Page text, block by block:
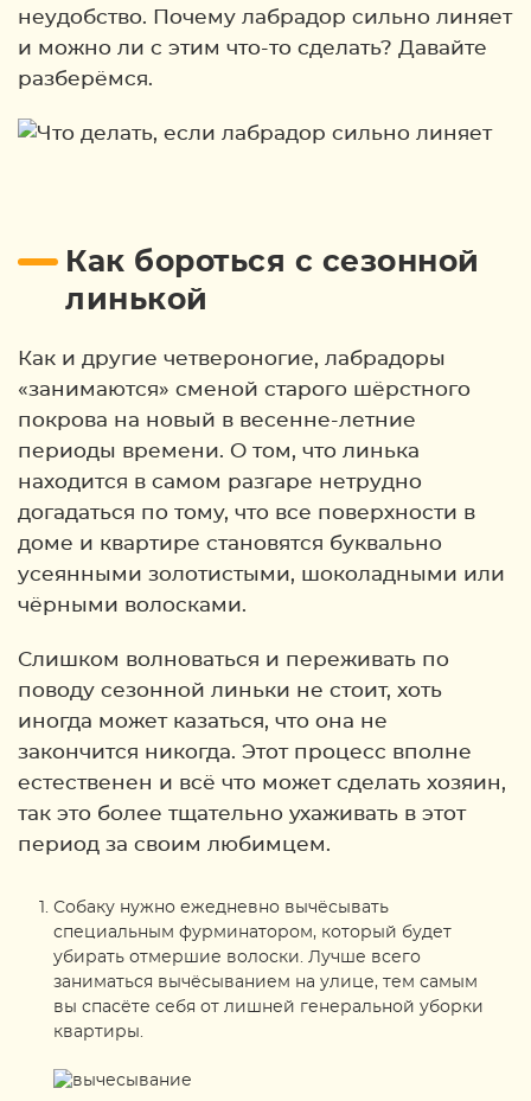
неудобство. Почему лабрадор сильно линяет
и можно ли с этим что-то сделать? Давайте
разберёмся.
Как бороться с сезонной
линькой
Как и другие четвероногие, лабрадоры
«занимаются» сменой старого шёрстного
покрова на новый в весенне-летние
периоды времени. О том, что линька
находится в самом разгаре нетрудно
догадаться по тому, что все поверхности в
доме и квартире становятся буквально
усеянными золотистыми, шоколадными или
чёрными волосками.
Слишком волноваться и переживать по
поводу сезонной линьки не стоит, хоть
иногда может казаться, что она не
закончится никогда. Этот процесс вполне
естественен и всё что может сделать хозяин,
так это более тщательно ухаживать в этот
период за своим любимцем.
Собаку нужно ежедневно вычёсывать
специальным фурминатором, который будет
убирать отмершие волоски. Лучше всего
заниматься вычёсыванием на улице, тем самым
вы спасёте себя от лишней генеральной уборки
квартиры.